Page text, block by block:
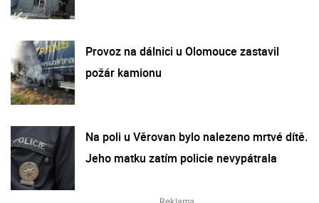
Provoz na dálnici u Olomouce zastavil
požár kamionu
Na poli u Věrovan bylo nalezeno mrtvé dítě.
Jeho matku zatím policie nevypátrala